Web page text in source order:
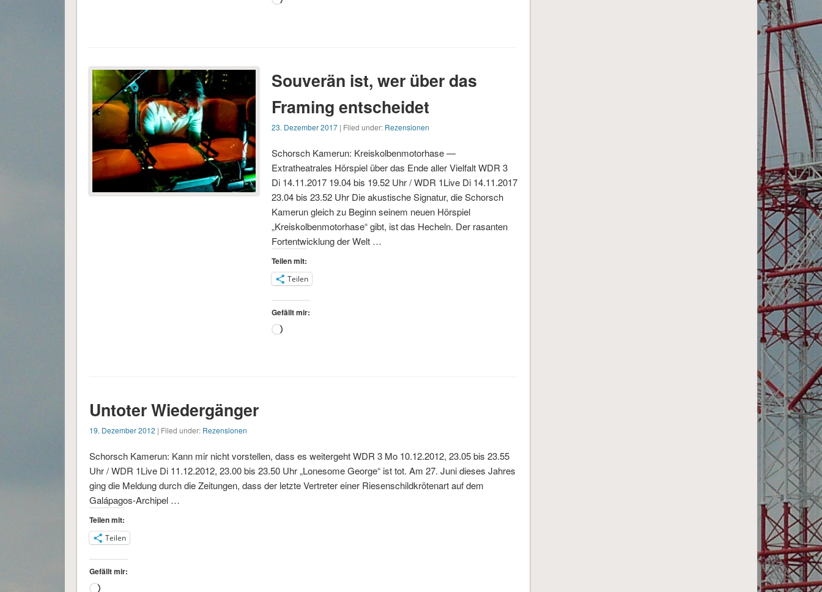
Souverän ist, wer über das
Framing entscheidet
23. Dezember 2017| Filed under: Rezensionen
Schorsch Kamerun: Kreiskolbenmotorhase —
Extratheatrales Hörspiel über das Ende aller Vielfalt WDR 3
Di 14.11.2017 19.04 bis 19.52 Uhr / WDR 1Live Di 14.11.2017
23.04 bis 23.52 Uhr Die akustische Signatur, die Schorsch
Kamerun gleich zu Beginn seinem neuen Hörspiel
„Kreiskolbenmotorhase“ gibt, ist das Hecheln. Der rasanten
Fortentwicklung der Welt …
Teilen mit:
Teilen
Gefällt mir:
Wird
Untoter Wiedergänger
19. Dezember 2012 | Filed under: Rezensionen
Schorsch Kamerun: Kann mir nicht vorstellen, dass es weitergeht WDR 3 Mo 10.12.2012, 23.05 bis 23.55
Uhr / WDR 1Live Di 11.12.2012, 23.00 bis 23.50 Uhr „Lonesome George“ ist tot. Am 27. Juni dieses Jahres
ging die Meldung durch die Zeitungen, dass der letzte Vertreter einer Riesenschildkrötenart auf dem
Galápagos-Archipel …
Teilen mit:
Teilen
Gefällt mir:
Wird